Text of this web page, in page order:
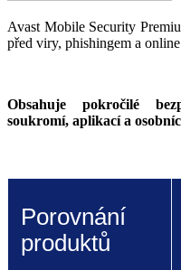
Avast Mobile Security
před viry, phishingem a
Obsahuje pokročilé
soukromí, aplikací a
Porovnání
produktů